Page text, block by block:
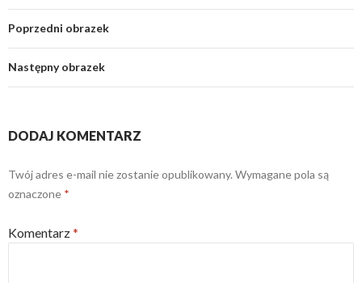
Poprzedni obrazek
Następny obrazek
DODAJ KOMENTARZ
Twój adres e-mail nie zostanie opublikowany. Wymagane pola są
oznaczone *
Komentarz*